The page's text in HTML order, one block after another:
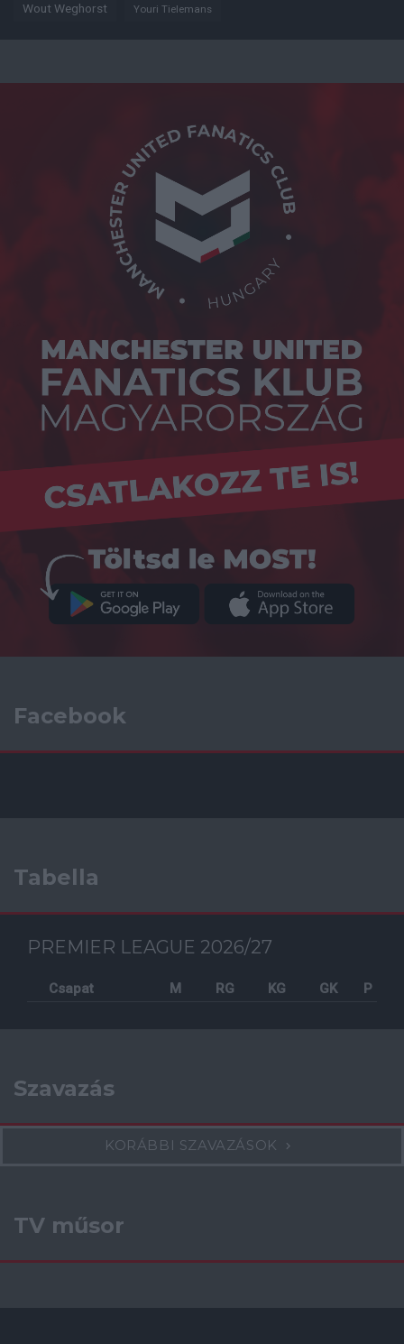
Wout Weghorst Youri Tielemans
Facebook
Tabella
PREMIER LEAGUE 2026/27
Csapat M RG KG GK P
Szavazás
KORÁBBI SZAVAZÁSOK
TV műsor